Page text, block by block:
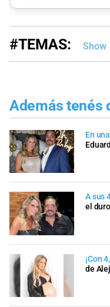
#TEMAS: Show
Además tenés
En
A sus
el
¡Con
de